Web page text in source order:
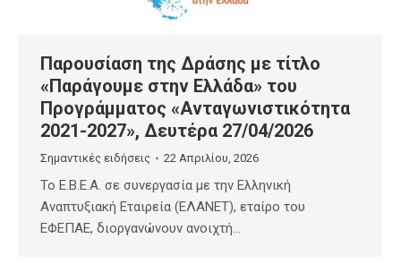
Παρουσίαση της Δράσης με τίτλο
«Παράγουμε στην Ελλάδα» του
Προγράμματος «Ανταγωνιστικότητα
2021-2027», Δευτέρα 27/04/2026
Σημαντικές ειδήσεις 22 Απριλίου, 2026
Το E.B.E.A. σε συνεργασία με την Ελληνική
Αναπτυξιακή Εταιρεία (ΕΛΑΝΕΤ), εταίρο του
ΕΦΕΠΑΕ, διοργανώνουν ανοιχτή…